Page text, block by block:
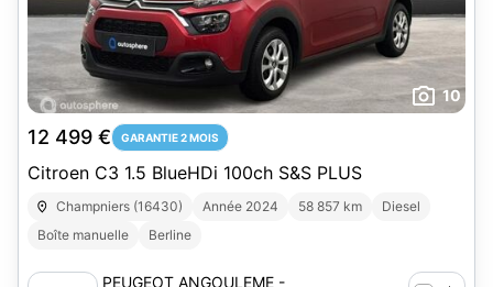
10
12 499 € GARANTIE 2 MOIS
Citroen C3 1.5 BlueHDi 100ch S&S PLUS
Champniers (16430) Année 2024 58 857 km
Diesel
Boîte manuelle
Berline
PEUGEOT ANGOULEME -